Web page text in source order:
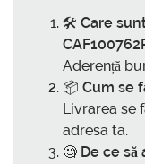
🛠️ Care
Aderență
📦 Cum se
Livrarea se
adresa ta.
🧐 De ce să